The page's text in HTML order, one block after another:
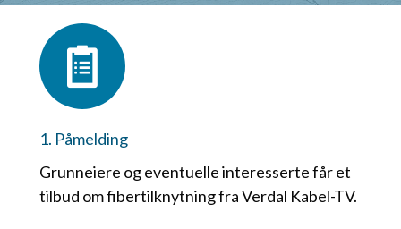
1. Påmelding
Grunneiere og eventuelle interesserte får et
tilbud om fibertilknytning fra Verdal Kabel-TV.